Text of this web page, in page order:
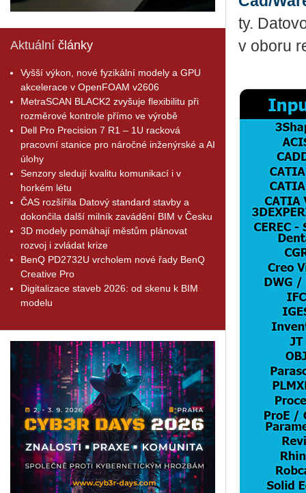
Aktuální články
Vyšší výkon, nové fyzikální modely a GPU
akcelerace v OpenFOAM v2606
MetraSCAN BLACK2 zvyšuje flexibilitu při
rozměrové kontrole přímo ve výrobě
Dell Pro Precision 7 R1 – 1U racková
pracovní stanice pro náročné inženýrské a AI
úlohy
Senzory sledují kvalitu komunikací i v
horkém létu
ČAS rozšířila Datový standard stavby a
dokončila další milník zavádění BIM v Česku
3D modely pomáhají městům plánovat
rozvoj i zvládat krize
BenQ PD2732U vrcholem nové řady BenQ
Creative Pro
Digitalizace staveb 2026: od skenu k BIM
modelu
ty.
v oboru